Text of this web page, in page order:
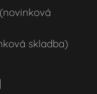
(novinková
skladba)